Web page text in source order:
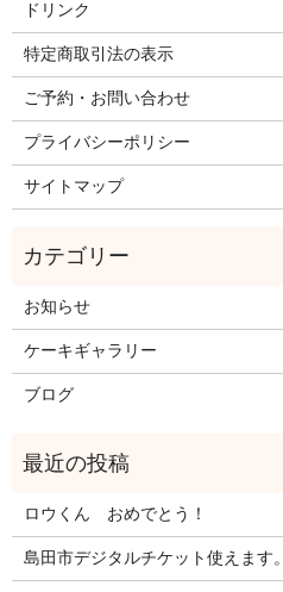
ドリンク
特定商取引法の表示
ご予約・お問い合わせ
プライバシーポリシー
サイトマップ
お知らせ
ケーキギャラリー
ブログ
ロウくん おめでとう！
島田市デジタルチケット使えます。